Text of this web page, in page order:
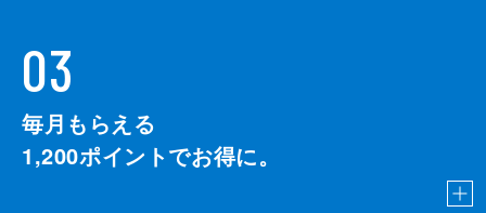
03
毎月もらえる
1,200ポイントでお得に。